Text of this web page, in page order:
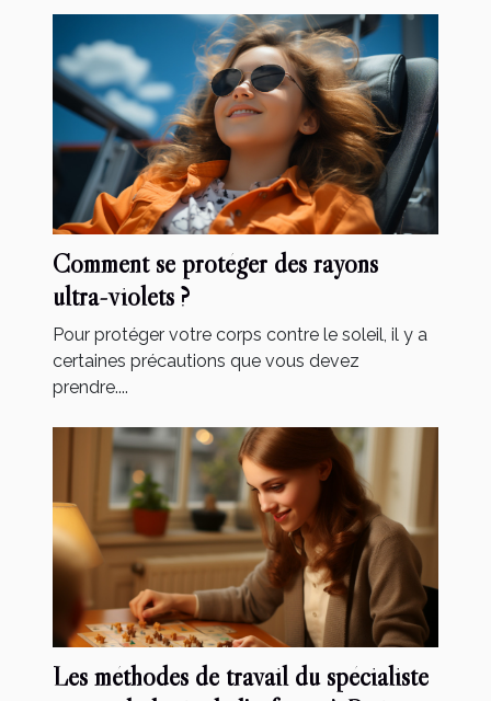
Comment se protéger des rayons
ultra-violets ?
Pour protéger votre corps contre le soleil, il y a
certaines précautions que vous devez
prendre....
Les méthodes de travail du spécialiste